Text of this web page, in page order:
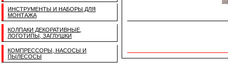
ИНСТРУМЕНТЫ И НАБОРЫ ДЛЯ
МОНТАЖА
КОЛПАКИ ДЕКОРАТИВНЫЕ,
ЛОГОТИПЫ, ЗАГЛУШКИ
КОМПРЕССОРЫ, НАСОСЫ И
ПЫЛЕСОСЫ